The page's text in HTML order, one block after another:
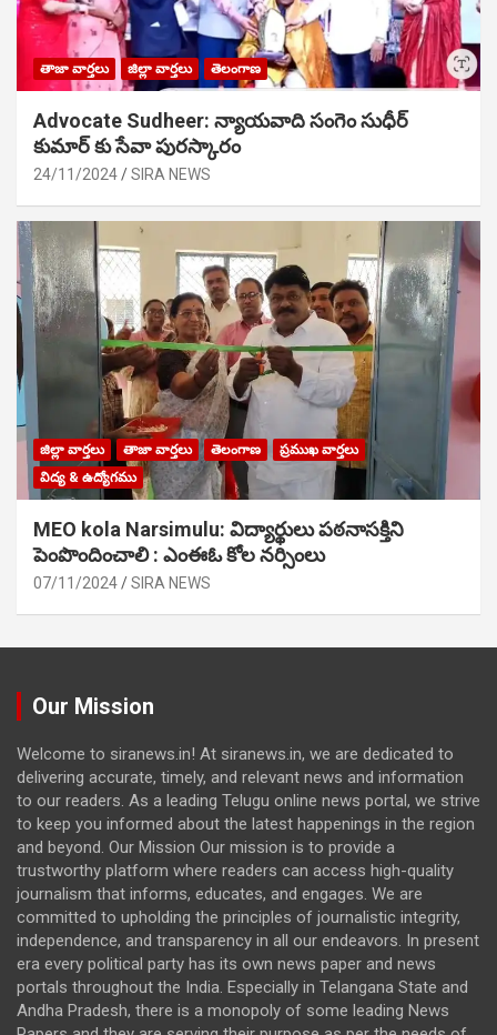
తాజా వార్తలు జిల్లా వార్తలు తెలంగాణ
Advocate Sudheer: న్యాయవాది సంగెం సుధీర్
కుమార్ కు సేవా పురస్కారం
24/11/2024 SIRA NEWS
జిల్లా వార్తలు తాజా వార్తలు తెలంగాణ
ప్రముఖ వార్తలు
విద్య & ఉద్యోగము
MEO kola Narsimulu: విద్యార్థులు పఠ‌నాసక్తిని
పెంపొందించాలి : ఎంఈఓ కోల నర్సింలు
07/11/2024 SIRA NEWS
Our Mission
Welcome to siranews.in! At siranews.in, we are dedicated to
delivering accurate, timely, and relevant news and information
to our readers. As a leading Telugu online news portal, we strive
to keep you informed about the latest happenings in the region
and beyond. Our Mission Our mission is to provide a
trustworthy platform where readers can access high-quality
journalism that informs, educates, and engages. We are
committed to upholding the principles of journalistic integrity,
independence, and transparency in all our endeavors. In present
era every political party has its own news paper and news
portals throughout the India. Especially in Telangana State and
Andha Pradesh, there is a monopoly of some leading News